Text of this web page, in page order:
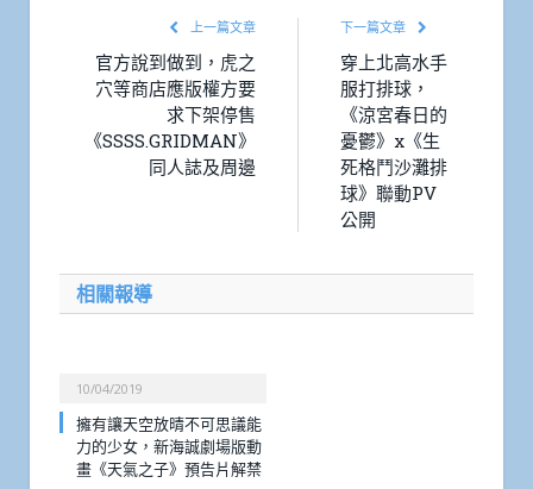
上一篇文章
官方說到做到，虎之
穴等商店應版權方要
求下架停售
《SSSS.GRIDMAN》
同人誌及周邊
下一篇文章
穿上北高水手
服打排球，
《涼宮春日的
憂鬱》x《生
死格鬥沙灘排
球》聯動PV
公開
相關報導
10/04/2019
擁有讓天空放晴不可思議能
力的少女，新海誠劇場版動
畫《天氣之子》預告片解禁